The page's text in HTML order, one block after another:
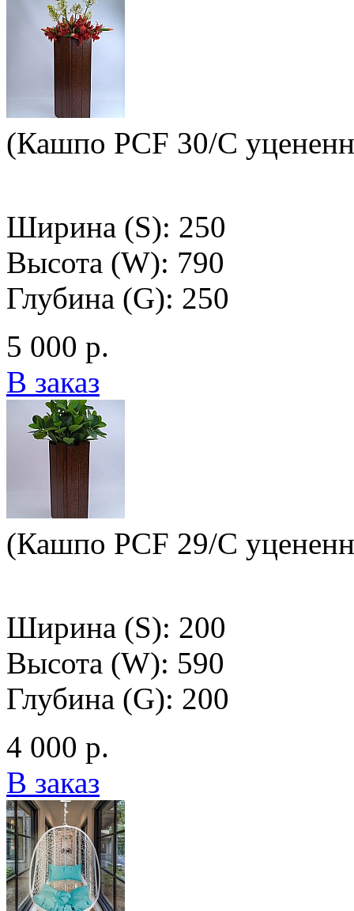
(Кашпо PCF 30/C
Ширина (S): 250
Высота (W): 790
Глубина (G): 250
5 000 р.
В заказ
(Кашпо PCF 29/C
Ширина (S): 200
Высота (W): 590
Глубина (G): 200
4 000 р.
В заказ